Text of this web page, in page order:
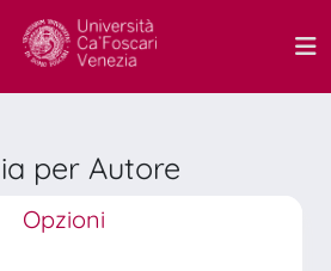
per Autore
Opzioni